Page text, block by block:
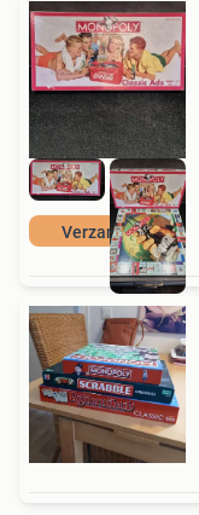
Verzamelen